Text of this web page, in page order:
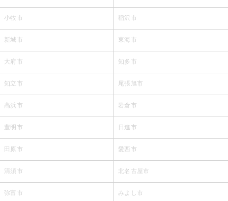
小牧市 稲沢市
新城市 東海市
大府市 知多市
知立市 尾張旭市
高浜市 岩倉市
豊明市 日進市
田原市 愛西市
清須市 北名古屋市
弥富市 みよし市